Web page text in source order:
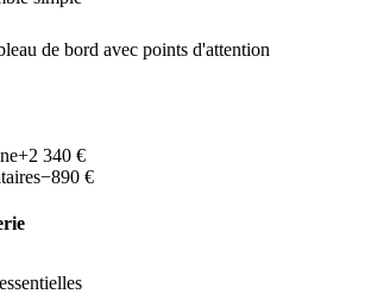
de bord avec points d'attention
+2 340 €
−890 €